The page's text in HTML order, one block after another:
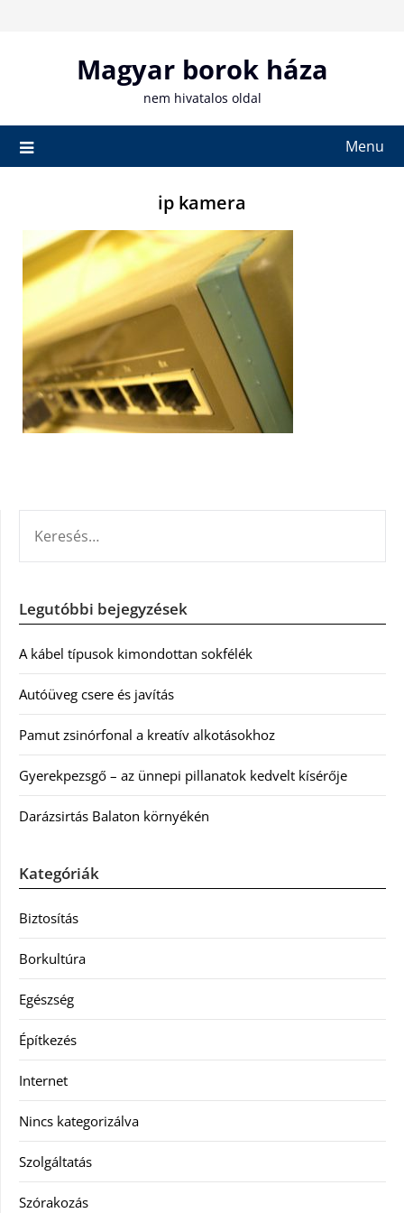
Magyar borok háza
nem hivatalos oldal
Menu
ip kamera
Legutóbbi bejegyzések
A kábel típusok kimondottan sokfélék
Autóüveg csere és javítás
Pamut zsinórfonal a kreatív alkotásokhoz
Gyerekpezsgő – az ünnepi pillanatok kedvelt kísérője
Darázsirtás Balaton környékén
Kategóriák
Biztosítás
Borkultúra
Egészség
Építkezés
Internet
Nincs kategorizálva
Szolgáltatás
Szórakozás